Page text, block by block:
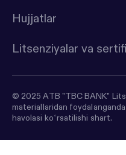
Hujjatlar
Litsenziyalar va
© 2025 ATB "TBC BANK"
materiallaridan
havolasi koʻrsatilishi shart.